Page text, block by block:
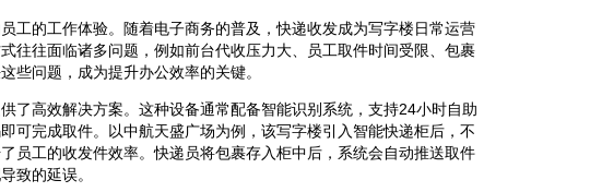
工的工作体验。随着电子商务的普及，快递收发成为写字楼日常运营
往往面临诸多问题，例如前台代收压力大、员工取件时间受限、包裹
些问题，成为提升办公效率的关键。
了高效解决方案。这种设备通常配备智能识别系统，支持24小时自助
可完成取件。以中航天盛广场为例，该写字楼引入智能快递柜后，不
员工的收发件效率。快递员将包裹存入柜中后，系统会自动推送取件
致的延误。